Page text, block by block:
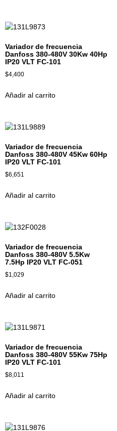
Variador de frecuencia
Danfoss 380-480V 30Kw 40Hp
IP20 VLT FC-101
$4,400
Añadir al carrito
Variador de frecuencia
Danfoss 380-480V 45Kw 60Hp
IP20 VLT FC-101
$6,651
Añadir al carrito
Variador de frecuencia
Danfoss 380-480V 5.5Kw
7.5Hp IP20 VLT FC-051
$1,029
Añadir al carrito
Variador de frecuencia
Danfoss 380-480V 55Kw 75Hp
IP20 VLT FC-101
$8,011
Añadir al carrito